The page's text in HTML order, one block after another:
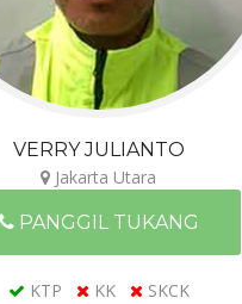
VERRY JULIANTO
Jakarta Utara
PANGGIL TUKANG
KTP KK SKCK